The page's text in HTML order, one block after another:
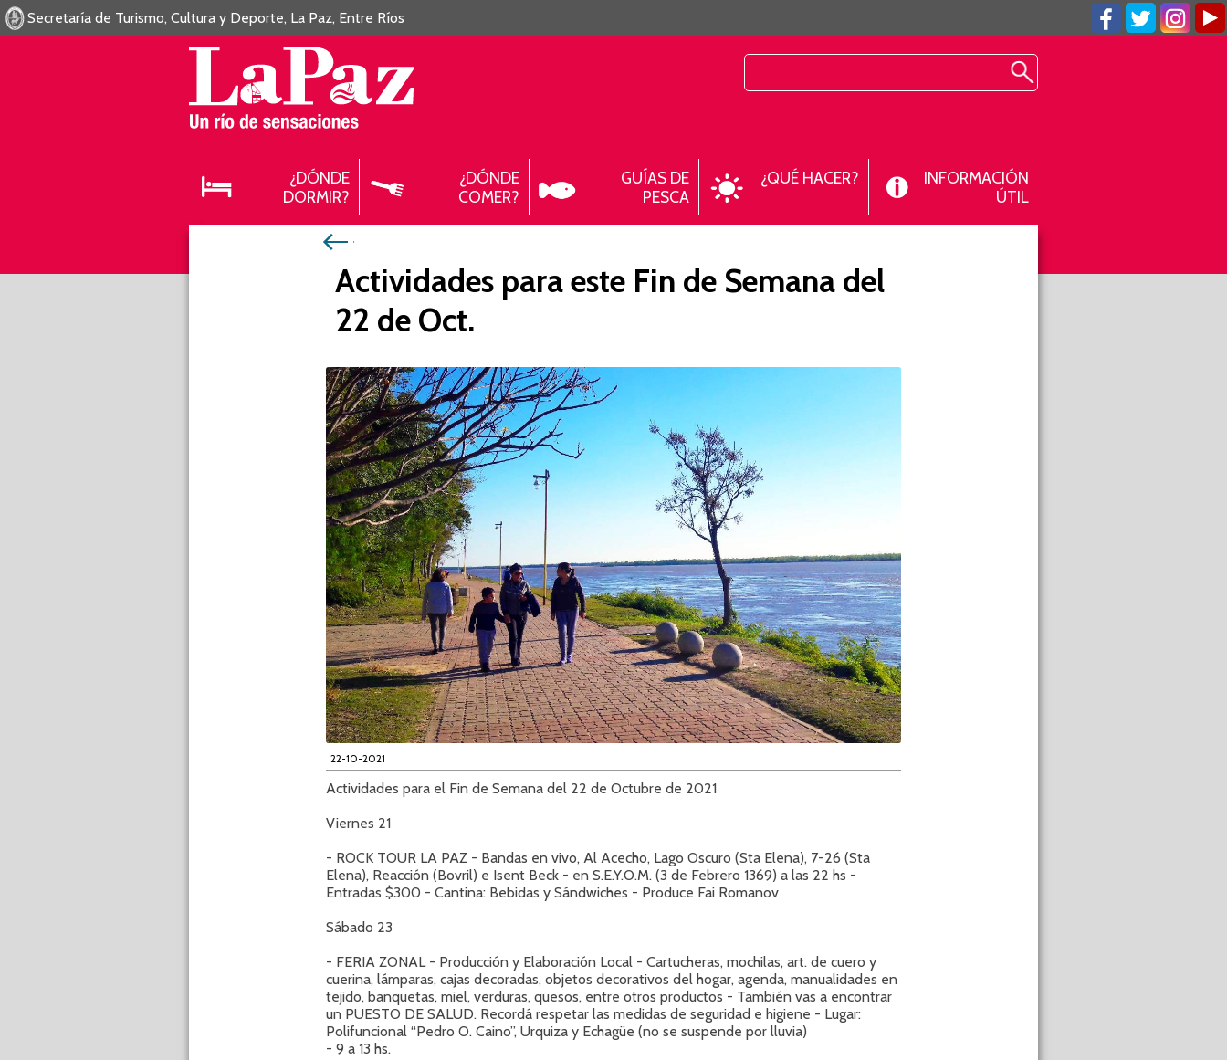
Secretaría de Turismo, Cultura y Deporte, La Paz, Entre Ríos
¿DÓNDE
DORMIR?
¿DÓNDE
COMER?
GUÍAS DE
PESCA
¿QUÉ HACER?
INFORMACIÓN
ÚTIL
Actividades para este Fin de Semana del
22 de Oct.
22-10-2021
Actividades para el Fin de Semana del 22 de Octubre de 2021
Viernes 21
- ROCK TOUR LA PAZ - Bandas en vivo, Al Acecho, Lago Oscuro (Sta Elena), 7-26 (Sta
Elena), Reacción (Bovril) e Isent Beck - en S.E.Y.O.M. (3 de Febrero 1369) a las 22 hs -
Entradas $300 - Cantina: Bebidas y Sándwiches - Produce Fai Romanov
Sábado 23
- FERIA ZONAL - Producción y Elaboración Local - Cartucheras, mochilas, art. de cuero y
cuerina, lámparas, cajas decoradas, objetos decorativos del hogar, agenda, manualidades en
tejido, banquetas, miel, verduras, quesos, entre otros productos - También vas a encontrar
un PUESTO DE SALUD. Recordá respetar las medidas de seguridad e higiene - Lugar:
Polifuncional “Pedro O. Caino”, Urquiza y Echagüe (no se suspende por lluvia)
- 9 a 13 hs.